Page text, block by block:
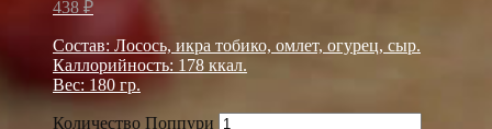
438 ₽
Состав: Лосось, икра тобико, омлет, огурец, сыр.
Каллорийность: 178 ккал.
Вес: 180 гр.
Количество Поппури